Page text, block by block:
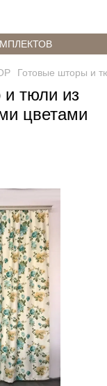
Готовые шторы и
и тюли из
цветами